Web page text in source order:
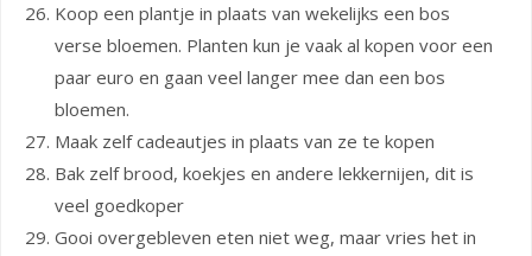
Koop een plantje in plaats van wekelijks een bos
verse bloemen. Planten kun je vaak al kopen voor een
paar euro en gaan veel langer mee dan een bos
bloemen.
Maak zelf cadeautjes in plaats van ze te kopen
Bak zelf brood, koekjes en andere lekkernijen, dit is
veel goedkoper
Gooi overgebleven eten niet weg, maar vries het in